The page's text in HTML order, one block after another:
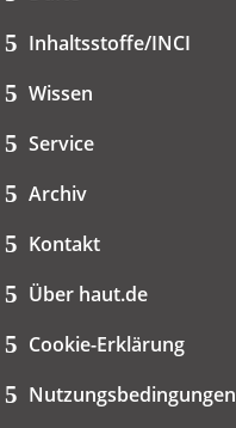
Inhaltsstoffe/INCI
Wissen
Service
Archiv
Kontakt
Über haut.de
Cookie-Erklärung
Nutzungsbedingungen